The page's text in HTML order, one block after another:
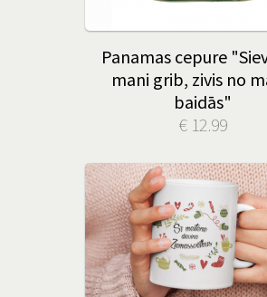
Panamas cepure
mani grib, zivis no
baidās"
€ 12.99